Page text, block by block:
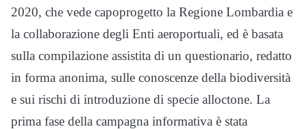
2020, che vede capoprogetto la Regione Lombardia e
la collaborazione degli Enti aeroportuali, ed è basata
sulla compilazione assistita di un questionario, redatto
in forma anonima, sulle conoscenze della biodiversità
e sui rischi di introduzione di specie alloctone. La
prima fase della campagna informativa è stata